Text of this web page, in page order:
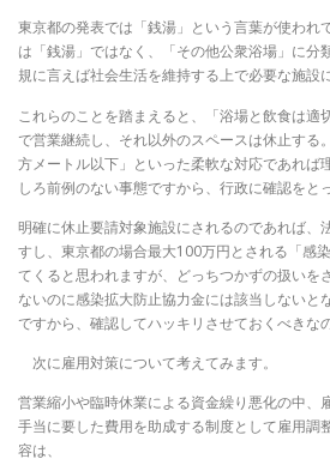
東京都の発表では「銭湯」という言葉が使われ
は「銭湯」ではなく、「その他公衆浴場」に分
規に言えば社会生活を維持する上で必要な施設
これらのことを踏まえると、「浴場と飲食は適
で営業継続し、それ以外のスペースは休止する
方メートル以下」といった柔軟な対応であれば
しろ前例のない事態ですから、行政に確認をと
明確に休止要請対象施設にされるのであれば、
すし、東京都の場合最大100万円とされる「感
てくると思われますが、どっちつかずの扱いを
ないのに感染拡大防止協力金には該当しないと
ですから、確認してハッキリさせておくべきな
次に雇用対策について考えてみます。
営業縮小や臨時休業による資金繰り悪化の中、
手当に要した費用を助成する制度として雇用調
容は、